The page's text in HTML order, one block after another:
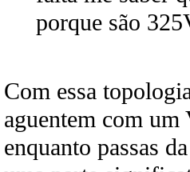
porque são
Com essa
aguentem com um
enquanto passas